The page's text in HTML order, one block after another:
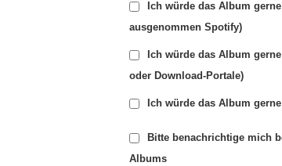
Ich würde das Album
ausgenommen Spotify)
Ich würde das Album
oder Download-Portale)
Ich würde das Album
Bitte benachrichtige mich
Albums